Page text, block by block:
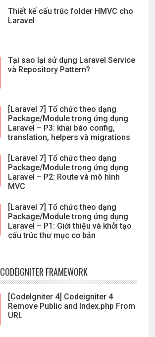
Thiết kế cấu trúc folder HMVC cho
Laravel
Tại sao lại sử dụng Laravel Service
và Repository Pattern?
[Laravel 7] Tổ chức theo dạng
Package/Module trong ứng dụng
Laravel – P3: khai báo config,
translation, helpers và migrations
[Laravel 7] Tổ chức theo dạng
Package/Module trong ứng dụng
Laravel – P2: Route và mô hình
MVC
[Laravel 7] Tổ chức theo dạng
Package/Module trong ứng dụng
Laravel – P1: Giới thiệu và khởi tạo
cấu trúc thư mục cơ bản
CODEIGNITER FRAMEWORK
[CodeIgniter 4] Codeigniter 4
Remove Public and Index.php From
URL